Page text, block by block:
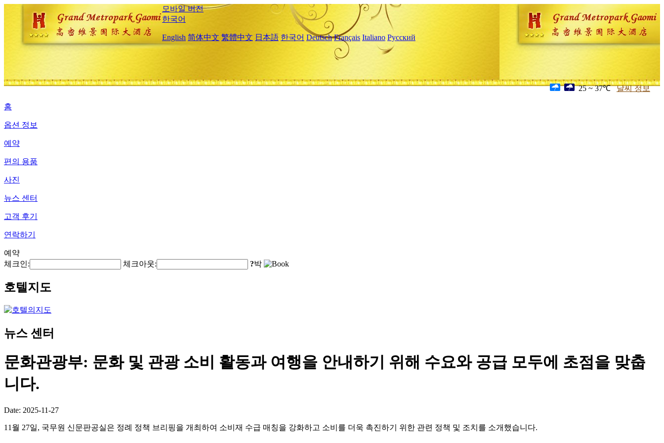
모바일 버전
한국어
English 简体中文 繁體中文 日本語 한국어 Deutsch Français Italiano Русский
25 ~ 37℃ 날씨 정보
홈
옵션 정보
예약
편의 용품
사진
뉴스 센터
고객 후기
연락하기
예약
체크인:
체크아웃: ?박
호텔지도
뉴스 센터
문화관광부: 문화 및 관광 소비 활동과 여행을 안내하기 위해 수요와 공급 모두에 초점을 맞춥
니다.
Date: 2025-11-27
11월 27일, 국무원 신문판공실은 정례 정책 브리핑을 개최하여 소비재 수급 매칭을 강화하고 소비를 더욱 촉진하기 위한 관련 정책 및 조치를 소개했습니다.